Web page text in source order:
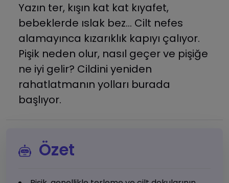
Yazın ter, kışın kat kat kıyafet,
bebeklerde ıslak bez... Cilt nefes
alamayınca kızarıklık kapıyı çalıyor.
Pişik neden olur, nasıl geçer ve pişiğe
ne iyi gelir? Cildini yeniden
rahatlatmanın yolları burada
başlıyor.
Özet